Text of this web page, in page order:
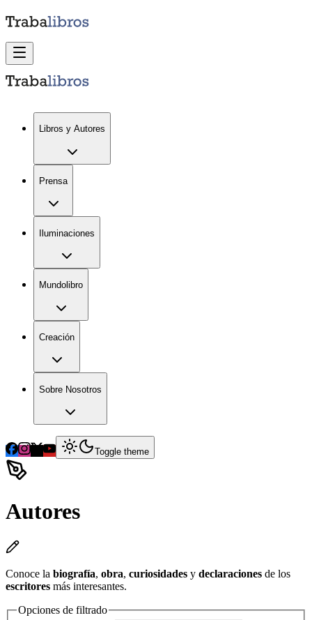
Libros y Autores
Prensa
Iluminaciones
Mundolibro
Creación
Sobre Nosotros
Toggle theme
Autores
Conoce la biografía, obra, curiosidades y declaraciones de los
escritores más interesantes.
Opciones de filtrado